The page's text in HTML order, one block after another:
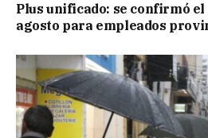
Plus unificado: se confirmó
agosto para empleados